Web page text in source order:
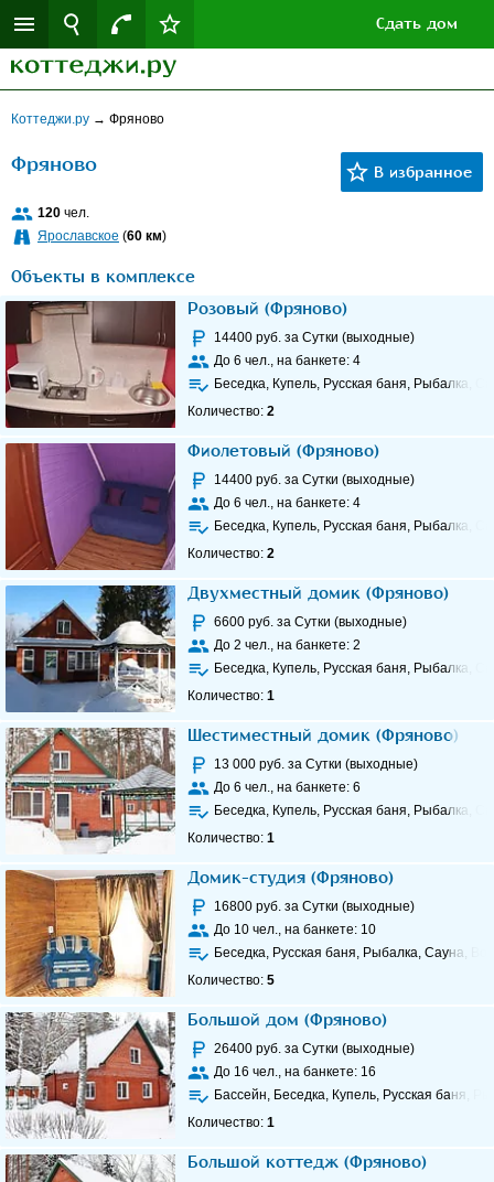
Сдать дом
Коттеджи.ру → Фряново
Фряново
120 чел.
Ярославское (60 км)
Объекты в комплексе
Розовый (Фряново)
14400 руб. за Сутки (выходные)
До 6 чел., на банкете: 4
Беседка, Купель, Русская баня, Рыбалка,
Количество: 2
Фиолетовый (Фряново)
14400 руб. за Сутки (выходные)
До 6 чел., на банкете: 4
Беседка, Купель, Русская баня, Рыбалка,
Количество: 2
Двухместный домик (Фряново)
6600 руб. за Сутки (выходные)
До 2 чел., на банкете: 2
Беседка, Купель, Русская баня, Рыбалка,
Количество: 1
Шестиместный домик (Фряново)
13 000 руб. за Сутки (выходные)
До 6 чел., на банкете: 6
Беседка, Купель, Русская баня, Рыбалка,
Количество: 1
Домик-студия (Фряново)
16800 руб. за Сутки (выходные)
До 10 чел., на банкете: 10
Беседка, Русская баня, Рыбалка, Сауна,
Количество: 5
Большой дом (Фряново)
26400 руб. за Сутки (выходные)
До 16 чел., на банкете: 16
Бассейн, Беседка, Купель, Русская баня,
Количество: 1
Большой коттедж (Фряново)